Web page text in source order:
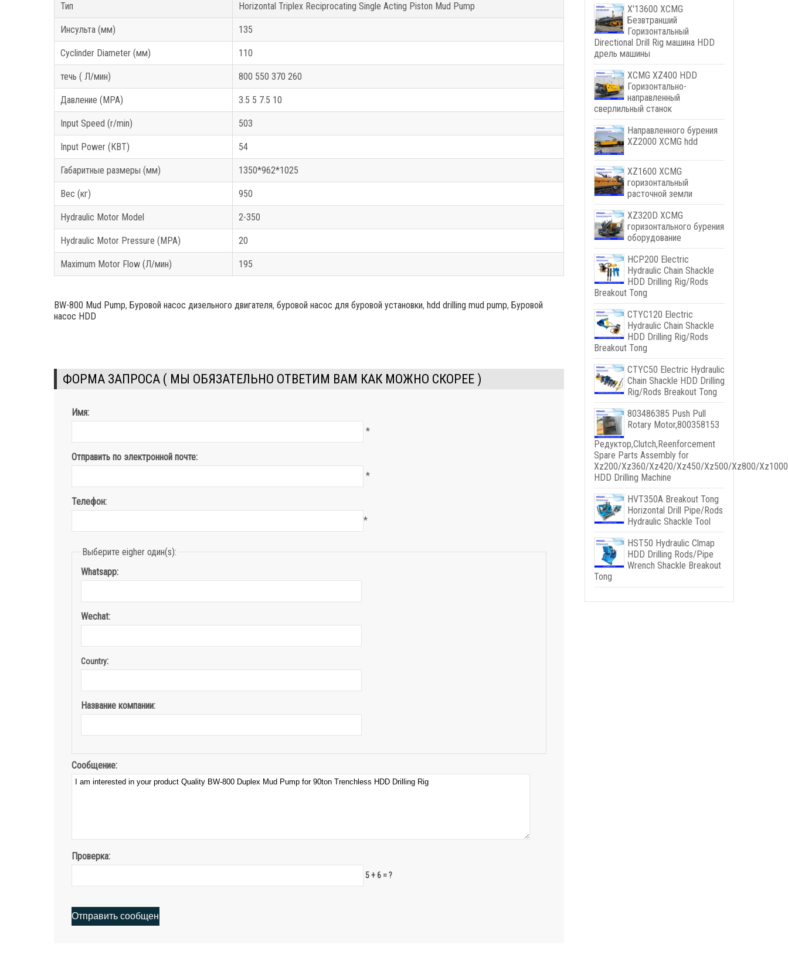
Тип Horizontal Triplex Reciprocating Single Acting Piston Mud Pump
Инсульта (мм) 135
Cyclinder Diameter (мм) 110
течь ( Л/мин) 800 550 370 260
Давление (MPA) 3.5 5 7.5 10
Input Speed (r/min) 503
Input Power (КВТ) 54
Габаритные размеры (мм) 1350*962*1025
Вес (кг) 950
Hydraulic Motor Model 2-350
Hydraulic Motor Pressure (MPA) 20
Maximum Motor Flow (Л/мин) 195
BW-800 Mud Pump, Буровой насос дизельного двигателя, буровой насос для буровой установки, hdd drilling mud pump, Буровой
насос HDD
ФОРМА ЗАПРОСА ( МЫ ОБЯЗАТЕЛЬНО ОТВЕТИМ ВАМ КАК МОЖНО СКОРЕЕ )
Имя:
*
Отправить по электронной почте:
*
Телефон:
*
Выберите eigher один(s):
Whatsapp:
Wechat:
Country:
Название компании:
Сообщение:
Проверка:
5 + 6 = ?
X'13600 XCMG
Безвтранший
Горизонтальный
Directional Drill Rig машина HDD
дрель машины
XCMG XZ400 HDD
Горизонтально-
направленный
сверлильный станок
Направленного бурения
XZ2000 XCMG hdd
XZ1600 XCMG
горизонтальный
расточной земли
XZ320D XCMG
горизонтального бурения
оборудование
HCP200 Electric
Hydraulic Chain Shackle
HDD Drilling Rig/Rods
Breakout Tong
CTYC120 Electric
Hydraulic Chain Shackle
HDD Drilling Rig/Rods
Breakout Tong
CTYC50 Electric Hydraulic
Chain Shackle HDD Drilling
Rig/Rods Breakout Tong
803486385 Push Pull
Rotary Motor,800358153
Редуктор,Clutch,Reenforcement
Spare Parts Assembly for
Xz200/Xz360/Xz420/Xz450/Xz500/Xz800/
HDD Drilling Machine
HVT350A Breakout Tong
Horizontal Drill Pipe/Rods
Hydraulic Shackle Tool
HST50 Hydraulic Clmap
HDD Drilling Rods/Pipe
Wrench Shackle Breakout
Tong